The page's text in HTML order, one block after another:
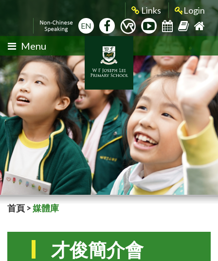
Links Login
EN
Menu
首頁 >媒體庫
才俊簡介會